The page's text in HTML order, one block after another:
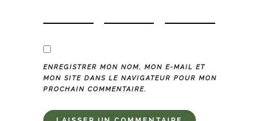
ENREGISTRER MON NOM, MON E-MAIL ET
MON SITE DANS LE NAVIGATEUR POUR MON
PROCHAIN COMMENTAIRE.